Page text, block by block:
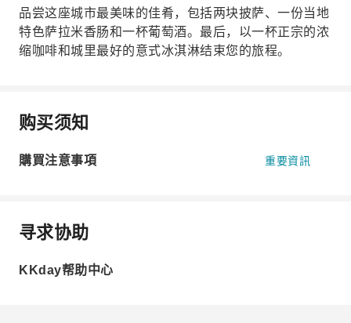
品尝这座城市最美味的佳肴，包括两块披萨、一份当地
特色萨拉米香肠和一杯葡萄酒。最后，以一杯正宗的浓
缩咖啡和城里最好的意式冰淇淋结束您的旅程。
购买须知
購買注意事項 重要資訊
寻求协助
KKday帮助中心